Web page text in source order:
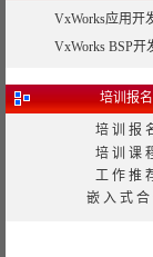
VxWorks应用开
VxWorks BSP开
培训报名
培 训 报
培 训 课
工 作 推
嵌 入 式 合